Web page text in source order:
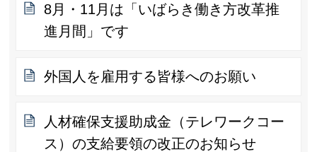
8月・11月は「いばらき働き方改革推
進月間」です
外国人を雇用する皆様へのお願い
人材確保支援助成金（テレワークコー
ス）の支給要領の改正のお知らせ